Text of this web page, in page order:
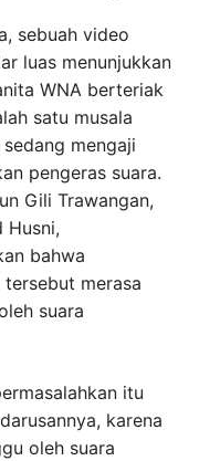
sebuah video
luas menunjukkan
WNA berteriak
satu musala
mengaji
pengeras suara.
Gili Trawangan,
Husni,
bahwa
tersebut merasa
suara
itu
karena
oleh suara